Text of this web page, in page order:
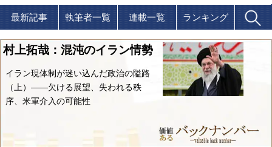
最新記事 執筆者一覧 連載一覧 ランキング
村上拓哉：混沌のイラン情勢
イラン現体制が迷い込んだ政治の隘路
（上）――欠ける展望、失われる秩
序、米軍介入の可能性